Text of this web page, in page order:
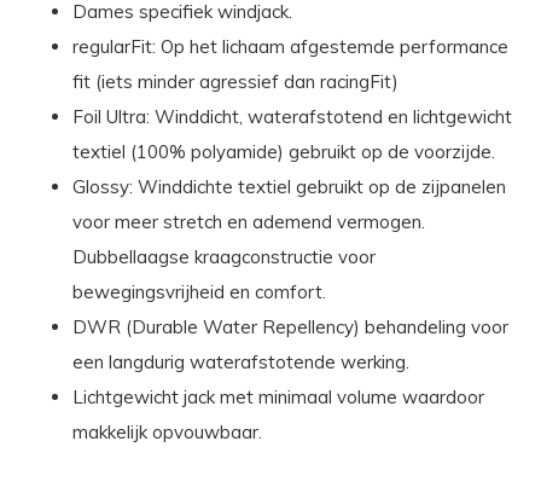
Dames specifiek windjack.
regularFit: Op het lichaam afgestemde performance
fit (iets minder agressief dan racingFit)
Foil Ultra: Winddicht, waterafstotend en lichtgewicht
textiel (100% polyamide) gebruikt op de voorzijde.
Glossy: Winddichte textiel gebruikt op de zijpanelen
voor meer stretch en ademend vermogen.
Dubbellaagse kraagconstructie voor
bewegingsvrijheid en comfort.
DWR (Durable Water Repellency) behandeling voor
een langdurig waterafstotende werking.
Lichtgewicht jack met minimaal volume waardoor
makkelijk opvouwbaar.